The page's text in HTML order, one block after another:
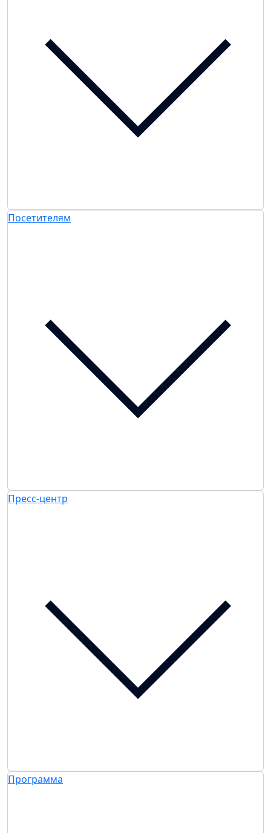
Посетителям
Пресс-центр
Программа